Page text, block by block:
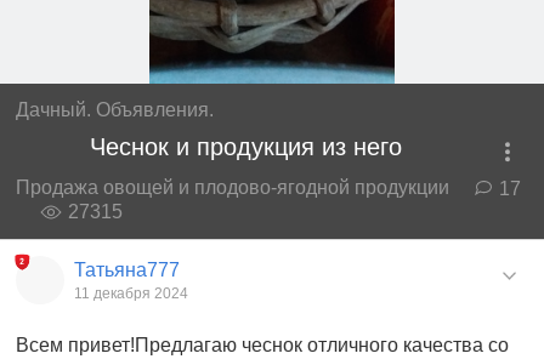
Дачный. Объявления.
Чеснок и продукция из него
Продажа овощей и плодово-ягодной продукции
17
27315
Татьяна777
11 декабря 2024
Всем привет!Предлагаю чеснок отличного качества со